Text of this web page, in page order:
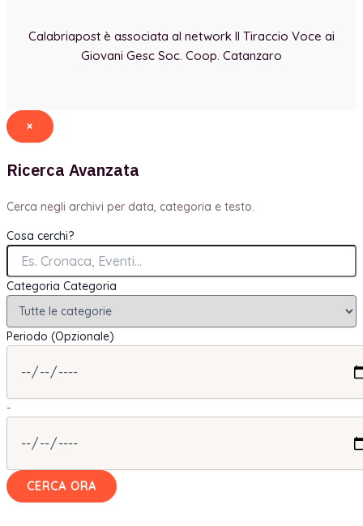
Calabriapost è associata al network Il Tiraccio Voce ai
Giovani Gesc Soc. Coop. Catanzaro
×
Ricerca Avanzata
Cerca negli archivi per data, categoria e testo.
Cosa cerchi?
Categoria Categoria
Periodo (Opzionale)
-
CERCA ORA